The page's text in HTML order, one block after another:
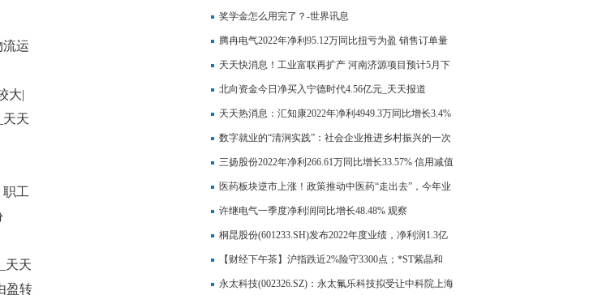
流运
大|
天天
职工
天天
盈转
动态
奖学金怎么用完了？-世界讯息
腾冉电气2022年净利95.12万同比扭亏为盈 销售订单量
增加
天天快消息！工业富联再扩产 河南济源项目预计5月下
旬投产
北向资金今日净买入宁德时代4.56亿元_天天报道
天天热消息：汇知康2022年净利4949.3万同比增长3.4%
信用减值损失减少
数字就业的“清涧实践”：社会企业推进乡村振兴的一次
生动示范 环球新要闻
三扬股份2022年净利266.61万同比增长33.57% 信用减值
损失较上年同期减少 环球今头条
医药板块逆市上涨！政策推动中医药“走出去”，今年业
绩或超预期_报道
许继电气一季度净利润同比增长48.48% 观察
桐昆股份(601233.SH)发布2022年度业绩，净利润1.3亿
元，同比下降98.26%-热推荐
【财经下午茶】沪指跌近2%险守3300点；*ST紫晶和
*ST泽达成科创板首批退市公司 每日观点
永太科技(002326.SZ)：永太氟乐科技拟受让中科院上海